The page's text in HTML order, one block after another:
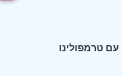
עם טרמפולינו